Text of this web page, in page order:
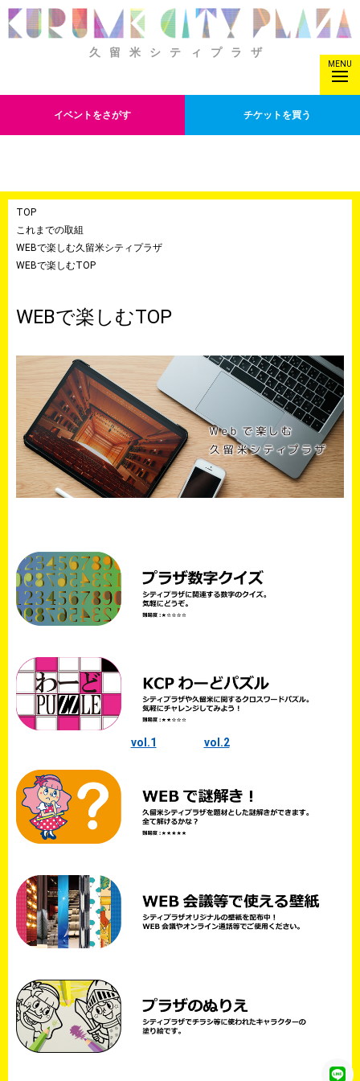
久留米シティプラザ
MENU
イベントをさがす チケットを買う
TOP
これまでの取組
WEBで楽しむ久留米シティプラザ
WEBで楽しむTOP
WEBで楽しむTOP
vol.1 vol.2